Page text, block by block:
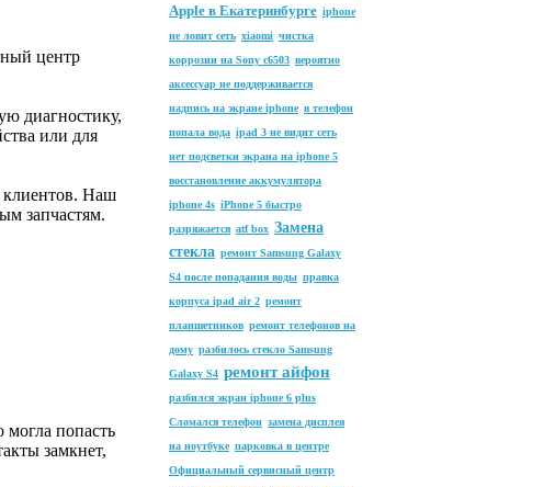
центр
диагностику,
или для
клиентов. Наш
запчастям.
попасть
замкнет,
Apple в Екатеринбурге iphone
не ловит сеть xiaomi чистка
коррозии на Sony с6503 вероятно
аксессуар не поддерживается
надпись на экране iphone в телефон
попала вода ipad 3 не видит сеть
нет подсветки экрана на iphone 5
восстановление аккумулятора
iphone 4s iPhone 5 быстро
разряжается atf box Замена
стекла ремонт Samsung Galaxy
S4 после попадания воды правка
корпуса ipad air 2 ремонт
планшетников ремонт телефонов на
дому разбилось стекло Samsung
Galaxy S4 ремонт айфон
разбился экран iphone 6 plus
Сломался телефон замена дисплея
на ноутбуке парковка в центре
Официальный сервисный центр